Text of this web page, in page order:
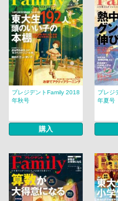
プレジデントFamily 2018
年秋号
購入
プレジ
年夏号